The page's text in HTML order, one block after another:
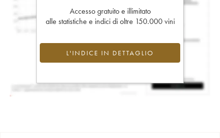
Accesso gratuito e illimitato
alle statistiche e indici di oltre 150.000 vini
L'INDICE IN DETTAGLIO